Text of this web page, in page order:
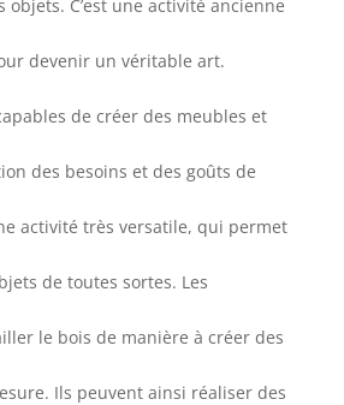
objets. C’est une activité ancienne
devenir un véritable art.
de créer des meubles et
des besoins et des goûts de
activité très versatile, qui permet
de toutes sortes. Les
le bois de manière à créer des
Ils peuvent ainsi réaliser des